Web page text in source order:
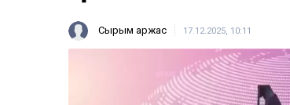
Сырым Қаржас 17.12.2025, 10:11